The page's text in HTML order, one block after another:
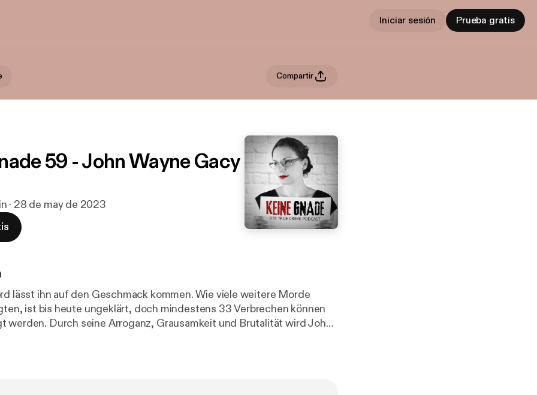
Iniciar sesión Prueba gratis
Compartir
59 - John Wayne Gacy
· 28 de may de 2023
lässt ihn auf den Geschmack kommen. Wie viele weitere Morde
ist bis heute ungeklärt, doch mindestens 33 Verbrechen können
werden. Durch seine Arroganz, Grausamkeit und Brutalität wird John